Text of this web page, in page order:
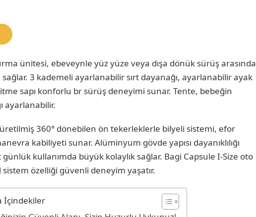
ünitesi, ebeveynle yüz yüze veya dışa dönük sürüş arasında
sağlar. 3 kademeli ayarlanabilir sırt dayanağı, ayarlanabilir ayak
sapı konforlu br sürüş deneyimi sunar. Tente, bebeğin
ayarlanabilir.
360° dönebilen ön tekerleklerle bilyeli sistemi, efor
kabiliyeti sunar. Alüminyum gövde yapısı dayanıklılığı
kullanımda büyük kolaylık sağlar. Bagi Capsule I-Size oto
özelliği güvenli deneyim yaşatır.
İçindekiler